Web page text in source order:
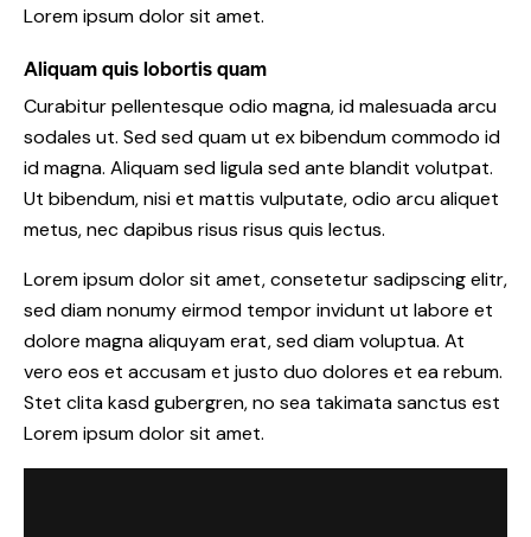
Lorem ipsum dolor sit amet.
Aliquam quis lobortis quam
Curabitur pellentesque odio magna, id malesuada arcu
sodales ut. Sed sed quam ut ex bibendum commodo id
id magna. Aliquam sed ligula sed ante blandit volutpat.
Ut bibendum, nisi et mattis vulputate, odio arcu aliquet
metus, nec dapibus risus risus quis lectus.
Lorem ipsum dolor sit amet, consetetur sadipscing elitr,
sed diam nonumy eirmod tempor invidunt ut labore et
dolore magna aliquyam erat, sed diam voluptua. At
vero eos et accusam et justo duo dolores et ea rebum.
Stet clita kasd gubergren, no sea takimata sanctus est
Lorem ipsum dolor sit amet.